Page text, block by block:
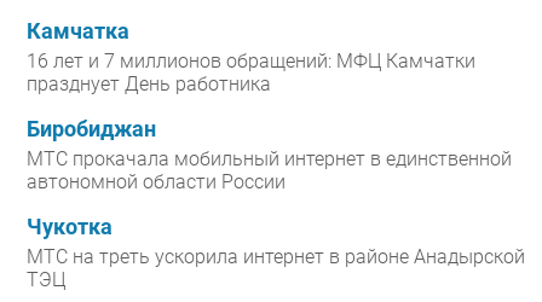
Камчатка
16 лет и 7 миллионов обращений: МФЦ Камчатки
празднует День работника
Биробиджан
МТС прокачала мобильный интернет в единственной
автономной области России
Чукотка
МТС на треть ускорила интернет в районе Анадырской
ТЭЦ